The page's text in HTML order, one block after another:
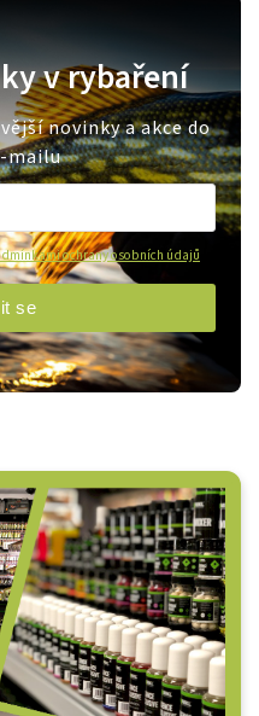
v rybaření
novinky a akce do
mailu
ochrany osobních údajů
se